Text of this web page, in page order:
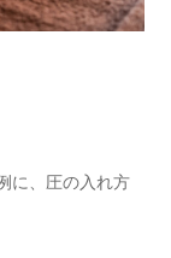
に、圧の入れ方